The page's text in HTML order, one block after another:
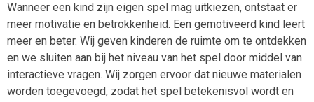
Wanneer een kind zijn eigen spel mag uitkiezen, ontstaat er
meer motivatie en betrokkenheid. Een gemotiveerd kind leert
meer en beter. Wij geven kinderen de ruimte om te ontdekken
en we sluiten aan bij het niveau van het spel door middel van
interactieve vragen. Wij zorgen ervoor dat nieuwe materialen
worden toegevoegd, zodat het spel betekenisvol wordt en